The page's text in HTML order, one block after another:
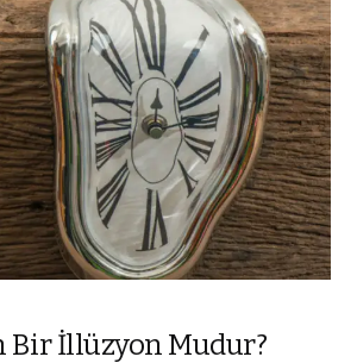
Bir İllüzyon Mudur?